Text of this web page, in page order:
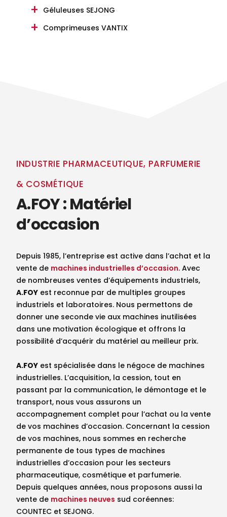
Géluleuses SEJONG
Comprimeuses VANTIX
INDUSTRIE PHARMACEUTIQUE, PARFUMERIE
& COSMÉTIQUE
A.FOY : Matériel
d’occasion
Depuis 1985, l’entreprise est active dans l’achat et la
vente de machines industrielles d’occasion. Avec
de nombreuses ventes d’équipements industriels,
A.FOY est reconnue par de multiples groupes
industriels et laboratoires. Nous permettons de
donner une seconde vie aux machines inutilisées
dans une motivation écologique et offrons la
possibilité d’acquérir du matériel au meilleur prix.
A.FOY est spécialisée dans le négoce de machines
industrielles. L’acquisition, la cession, tout en
passant par la communication, le démontage et le
transport, nous vous assurons un
accompagnement complet pour l’achat ou la vente
de vos machines d’occasion. Concernant la cession
de vos machines, nous sommes en recherche
permanente de tous types de machines
industrielles d’occasion pour les secteurs
pharmaceutique, cosmétique et parfumerie.
Depuis quelques années, nous proposons aussi la
vente de machines neuves sud coréennes:
COUNTEC et SEJONG.